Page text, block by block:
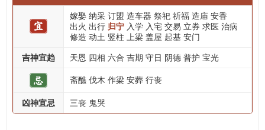
嫁娶 纳采 订盟 造车器 祭祀 祈福 造庙 安香
出火 出行 归宁 入学 入宅 交易 立券 求医 治病
修造 动土 竖柱 上梁 盖屋 起基 安门
吉神宜趋 天恩 四相 六合 吉期 守日 阴德 普护 宝光
斋醮 伐木 作梁 安葬 行丧
凶神宜忌 三丧 鬼哭